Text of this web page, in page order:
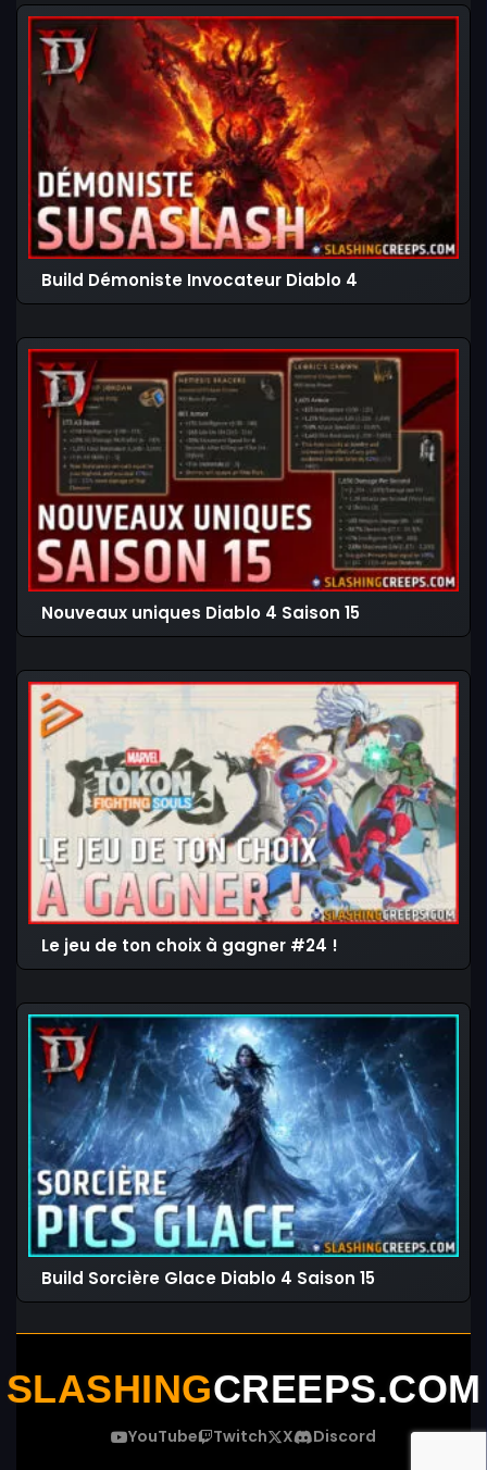
Build Démoniste Invocateur Diablo 4
Nouveaux uniques Diablo 4 Saison 15
Le jeu de ton choix à gagner #24 !
Build Sorcière Glace Diablo 4 Saison 15
SLASHINGCREEPS.COM
YouTube Twitch X Discord